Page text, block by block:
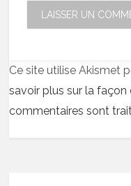
Ce site utilise Akismet
savoir plus sur la
commentaires sont